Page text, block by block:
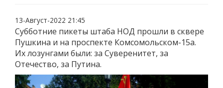
13-Август-2022 21:45
Субботние пикеты штаба НОД прошли в сквере
Пушкина и на проспекте Комсомольском-15а.
Их лозунгами были: за Суверенитет, за
Отечество, за Путина.